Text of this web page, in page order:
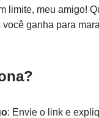
limite, meu amigo!
ganha para
: Envie o link e